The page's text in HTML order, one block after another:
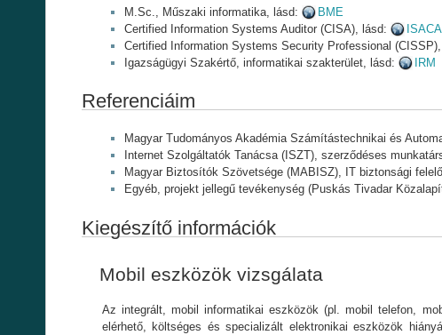
M.Sc., Műszaki informatika, lásd:
BME
Certified Information Systems Auditor (CISA), lásd:
ISACA
Certified Information Systems Security Professional
Igazságügyi Szakértő, informatikai szakterület, lásd:
IRM
Referenciáim
Magyar Tudományos Akadémia Számítástechnikai és
Internet Szolgáltatók Tanácsa (ISZT), szerződéses
Magyar Biztosítók Szövetsége (MABISZ), IT biztonsági
Egyéb, projekt jellegű tevékenység (Puskás Tivadar
Kiegészítő információk
Mobil eszközök vizsgálata
Az integrált, mobil informatikai eszközök (pl. mobil telefon,
elérhető, költséges és specializált elektronikai eszközök